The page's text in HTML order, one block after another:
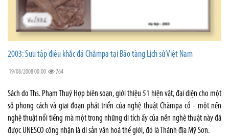
2003: Sưu tập điêu khắc đá Chămpa tại Bảo tàng Lịch sử Việt Nam
19/08/2008 00:00 764
Sách do Ths. Phạm Thuý Hợp biên soạn, giới thiệu 51 hiện vật, đại diện cho một
số phong cách và giai đoạn phát triển của nghệ thuật Chămpa cổ - một nền
nghệ thuật nổi tiếng mà một trong những di tích ấy của nền nghệ thuật này đã
được UNESCO công nhận là di sản văn hoá thế giới, đó là Thánh địa Mỹ Sơn.